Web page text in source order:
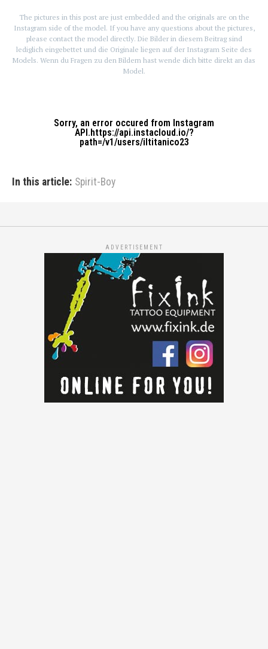
The pictures in this post are just embedded and the originals are on the
Instagram side of the model. If you have any questions about the pictures,
please contact the model directly. Die Bilder in diesem Beitrag sind
lediglich eingebettet und die Originale liegen auf der Instagram Seite des
Models. Wenn du Fragen zu den Bildern hast wende dich bitte direkt an das
Model.
Sorry, an error occured from Instagram
API.https://api.instacloud.io/?
path=/v1/users/iltitanico23
In this article: Spirit-Boy
ADVERTISEMENT